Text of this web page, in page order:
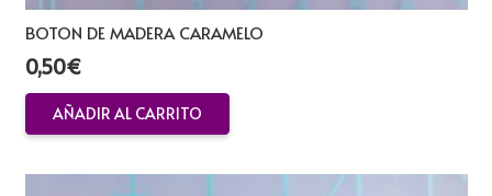
BOTON DE MADERA CARAMELO
0,50€
AÑADIR AL CARRITO